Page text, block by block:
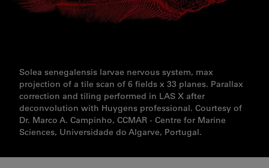
Solea senegalensis larvae nervous system, max
projection of a tile scan of 6 fields x 33 planes. Parallax
correction and tiling performed in LAS X after
deconvolution with Huygens professional. Courtesy of
Dr. Marco A. Campinho, CCMAR - Centre for Marine
Sciences, Universidade do Algarve, Portugal.